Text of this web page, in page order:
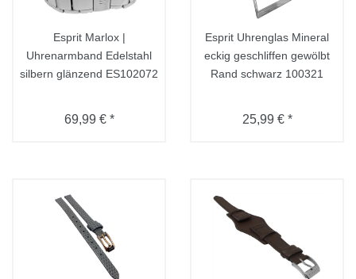
Esprit Marlox |
Uhrenarmband Edelstahl
silbern glänzend ES102072
69,99 € *
Esprit Uhrenglas Mineral
eckig geschliffen gewölbt
Rand schwarz 100321
25,99 € *